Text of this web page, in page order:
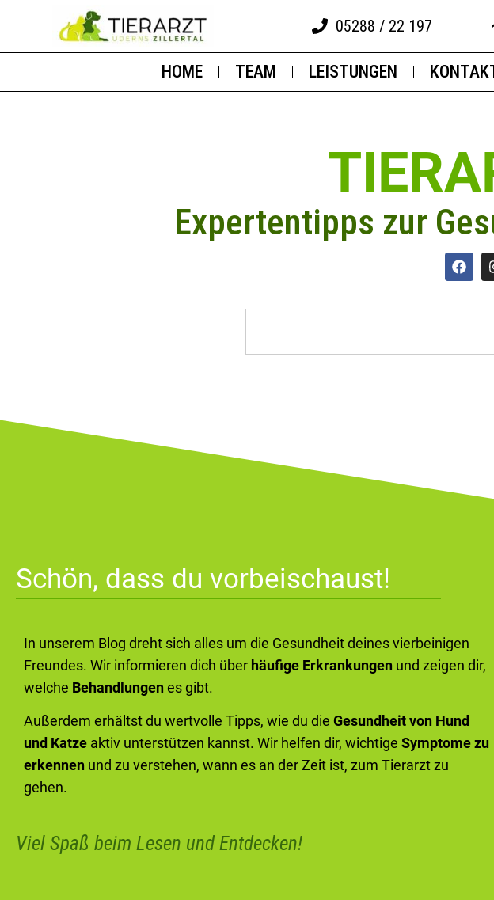
05288 / 22 197
HOME TEAM LEISTUNGEN
Expertentipps zur
Schön, dass du vorbeischaust!
In unserem Blog dreht sich alles um die Gesundheit deines vierbeinigen
Freundes. Wir informieren dich über häufige Erkrankungen und zeigen dir,
welche Behandlungenes gibt.
Außerdem erhältst du wertvolle Tipps, wie du die Gesundheit von Hund
und Katze aktiv unterstützen kannst. Wir helfen dir, wichtige Symptome zu
erkennen und zu verstehen, wann es an der Zeit ist, zum Tierarzt zu
gehen.
Viel Spaß beim Lesen und Entdecken!